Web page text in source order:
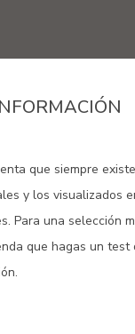
que siempre
y los visualizados
Para una selección
que hagas un test